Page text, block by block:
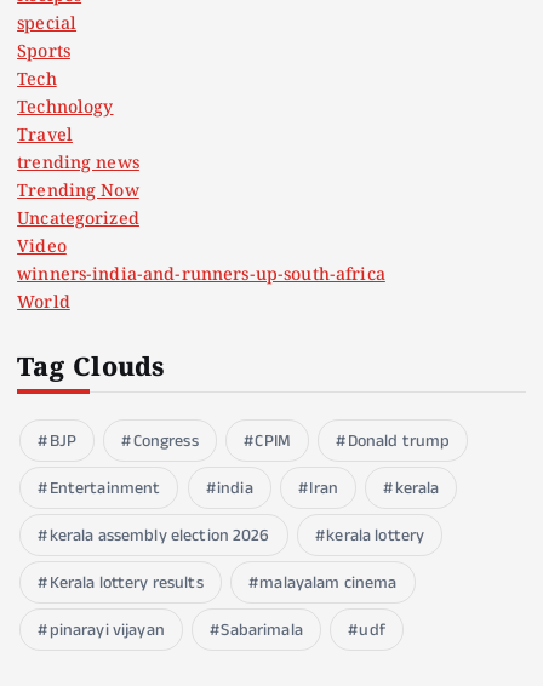
special
Sports
Tech
Technology
Travel
trending news
Trending Now
Uncategorized
Video
winners-india-and-runners-up-south-africa
World
Tag Clouds
BJP Congress CPIM
Donald trump
Entertainment
india Iran
kerala
kerala assembly election 2026
kerala lottery
Kerala lottery results
malayalam cinema
pinarayi vijayan
Sabarimala udf